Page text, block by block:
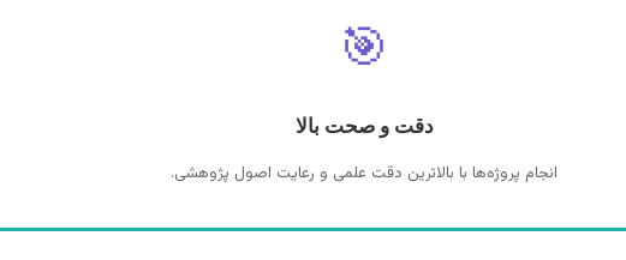
🎯
دقت و صحت بالا
انجام پروژه‌ها با بالاترین دقت علمی و رعایت اصول پژوهشی.